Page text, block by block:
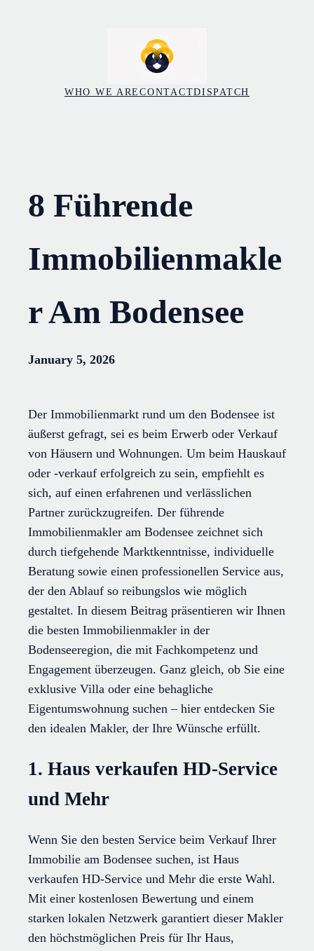
WHO WE ARECONTACTDISPATCH
8 Führende
Immobilienmakle
r Am Bodensee
January 5, 2026
Der Immobilienmarkt rund um den Bodensee ist
äußerst gefragt, sei es beim Erwerb oder Verkauf
von Häusern und Wohnungen. Um beim Hauskauf
oder -verkauf erfolgreich zu sein, empfiehlt es
sich, auf einen erfahrenen und verlässlichen
Partner zurückzugreifen. Der führende
Immobilienmakler am Bodensee zeichnet sich
durch tiefgehende Marktkenntnisse, individuelle
Beratung sowie einen professionellen Service aus,
der den Ablauf so reibungslos wie möglich
gestaltet. In diesem Beitrag präsentieren wir Ihnen
die besten Immobilienmakler in der
Bodenseeregion, die mit Fachkompetenz und
Engagement überzeugen. Ganz gleich, ob Sie eine
exklusive Villa oder eine behagliche
Eigentumswohnung suchen – hier entdecken Sie
den idealen Makler, der Ihre Wünsche erfüllt.
1. Haus verkaufen HD-Service
und Mehr
Wenn Sie den besten Service beim Verkauf Ihrer
Immobilie am Bodensee suchen, ist Haus
verkaufen HD-Service und Mehr die erste Wahl.
Mit einer kostenlosen Bewertung und einem
starken lokalen Netzwerk garantiert dieser Makler
den höchstmöglichen Preis für Ihr Haus,